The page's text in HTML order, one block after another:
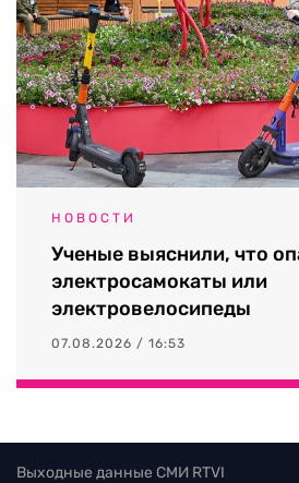
НОВОСТИ
Ученые выяснили, что
электросамокаты или
электровелосипеды
07.08.2026 / 16:53
Выходные данные СМИ RTVI